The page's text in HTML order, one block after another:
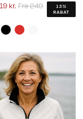
kr. Fra249
13%
RABAT